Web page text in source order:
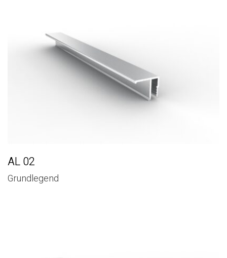
AL 02
Grundlegend